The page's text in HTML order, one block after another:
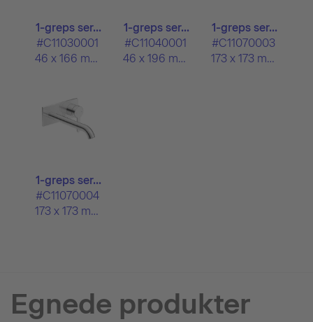
1-greps ser...
#C11030001
46 x 166 mm
1-greps ser...
#C11040001
46 x 196 mm
1-greps ser...
#C11070003
173 x 173 mm
1-greps ser...
#C11070004
173 x 173 mm
Egnede produkter